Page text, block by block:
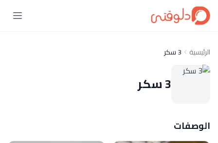
الرئيسية 3 سكر
3 سكر
الوصفات